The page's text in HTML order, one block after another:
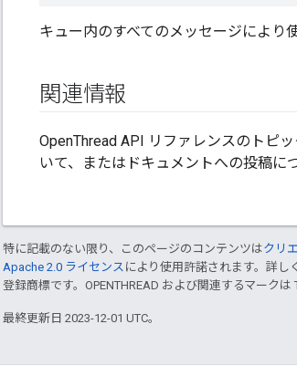
キュー内のすべてのメッセージにより
関連情報
OpenThread API リファレンスのトピッ
いて、またはドキュメントへの投稿に
特に記載のない限り、このページのコンテンツはクリ
Apache 2.0 ライセンス により使用許諾されます。詳し
登録商標です。OPENTHREAD および関連するマーク
最終更新日 2023-12-01 UTC。